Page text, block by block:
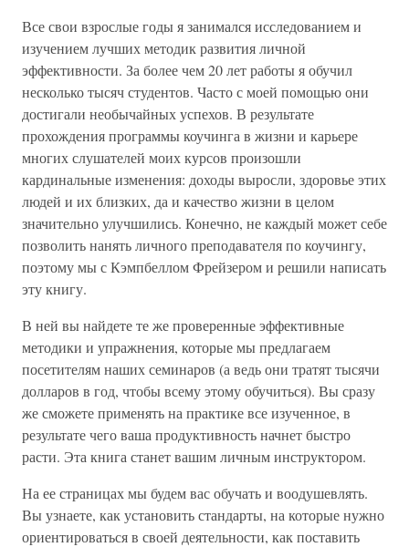
Все свои взрослые годы я занимался исследованием и
изучением лучших методик развития личной
эффективности. За более чем 20 лет работы я обучил
несколько тысяч студентов. Часто с моей помощью они
достигали необычайных успехов. В результате
прохождения программы коучинга в жизни и карьере
многих слушателей моих курсов произошли
кардинальные изменения: доходы выросли, здоровье этих
людей и их близких, да и качество жизни в целом
значительно улучшились. Конечно, не каждый может себе
позволить нанять личного преподавателя по коучингу,
поэтому мы с Кэмпбеллом Фрейзером и решили написать
эту книгу.
В ней вы найдете те же проверенные эффективные
методики и упражнения, которые мы предлагаем
посетителям наших семинаров (а ведь они тратят тысячи
долларов в год, чтобы всему этому обучиться). Вы сразу
же сможете применять на практике все изученное, в
результате чего ваша продуктивность начнет быстро
расти. Эта книга станет вашим личным инструктором.
На ее страницах мы будем вас обучать и воодушевлять.
Вы узнаете, как установить стандарты, на которые нужно
ориентироваться в своей деятельности, как поставить